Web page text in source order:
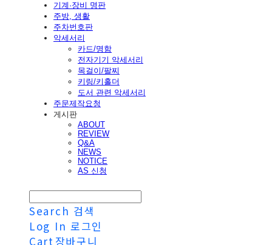
기계·장비 명판
주방, 생활
주차번호판
악세서리
카드/명함
전자기기 악세서리
목걸이/팔찌
키링/키홀더
도서 관련 악세서리
주문제작요청
게시판
ABOUT
REVIEW
Q&A
NEWS
NOTICE
AS 신청
Search 검색
Log In 로그인
Cart 장바구니